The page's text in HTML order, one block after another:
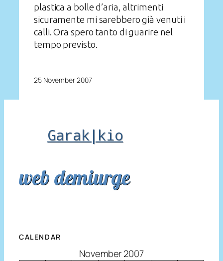
plastica a bolle d’aria, altrimenti
sicuramente mi sarebbero già venuti i
calli. Ora spero tanto di guarire nel
tempo previsto.
25 November 2007
Garak|kio
web demiurge
CALENDAR
November 2007